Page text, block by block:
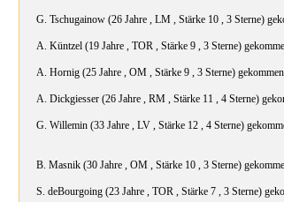
G. Tschugainow (26 Jahre , LM , Stärke 10 , 3 Sterne)
A. Küntzel (19 Jahre , TOR , Stärke 9 , 3 Sterne)
A. Hornig (25 Jahre , OM , Stärke 9 , 3 Sterne)
A. Dickgiesser (26 Jahre , RM , Stärke 11 , 4 Sterne)
G. Willemin (33 Jahre , LV , Stärke 12 , 4 Sterne)
B. Masnik (30 Jahre , OM , Stärke 10 , 3 Sterne)
S. deBourgoing (23 Jahre , TOR , Stärke 7 , 3 Sterne)